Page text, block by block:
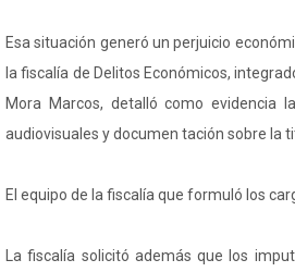
Esa situación generó un perjuicio
la fiscalía de Delitos Económicos,
Mora Marcos, detalló como evidencia
audiovisuales y documen tación sobre la
El equipo de la fiscalía que formuló los
La fiscalía solicitó además que los